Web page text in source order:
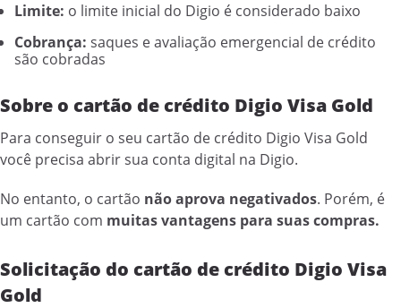
Limite: o limite inicial do Digio é considerado baixo
Cobrança: saques e avaliação emergencial de crédito
são cobradas
Sobre o cartão de crédito Digio Visa Gold
Para conseguir o seu cartão de crédito Digio Visa Gold
você precisa abrir sua conta digital na Digio.
No entanto, o cartão não aprova negativados. Porém, é
um cartão com muitas vantagens para suas compras.
Solicitação do cartão de crédito Digio Visa
Gold